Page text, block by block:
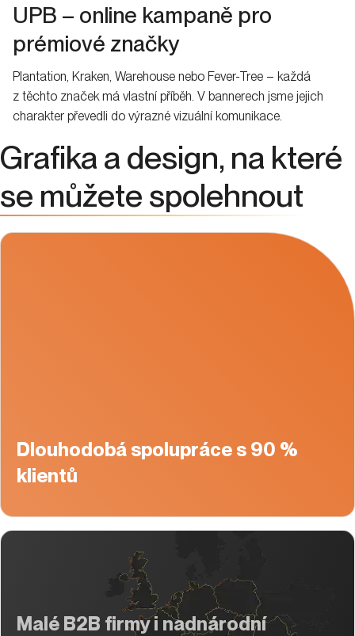
UPB – online kampaně pro
prémiové značky
Plantation, Kraken, Warehouse nebo Fever-Tree – každá
z těchto značek má vlastní příběh. V bannerech jsme jejich
charakter převedli do výrazné vizuální komunikace.
Grafika a design, na které
se můžete spolehnout
Dlouhodobá spolupráce s 90 %
klientů
Malé B2B firmy i nadnárodní